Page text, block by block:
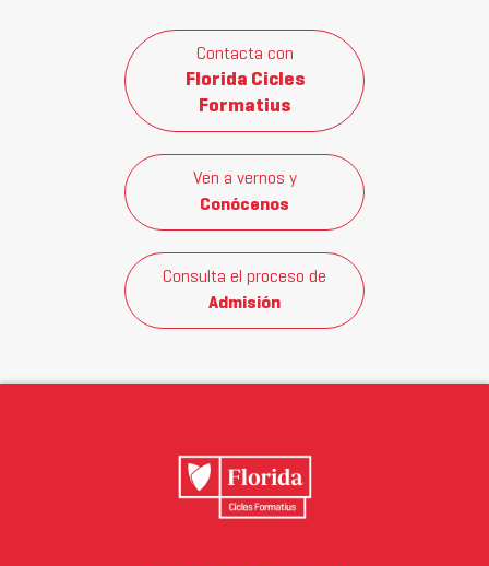
Contacta con
Florida Cicles
Formatius
Ven a vernos y
Conócenos
Consulta el proceso de
Admisión